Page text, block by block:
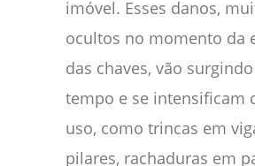
imóvel. Esses danos,
ocultos no momento da
das chaves, vão
tempo e se intensificam
uso, como trincas em
pilares, rachaduras em